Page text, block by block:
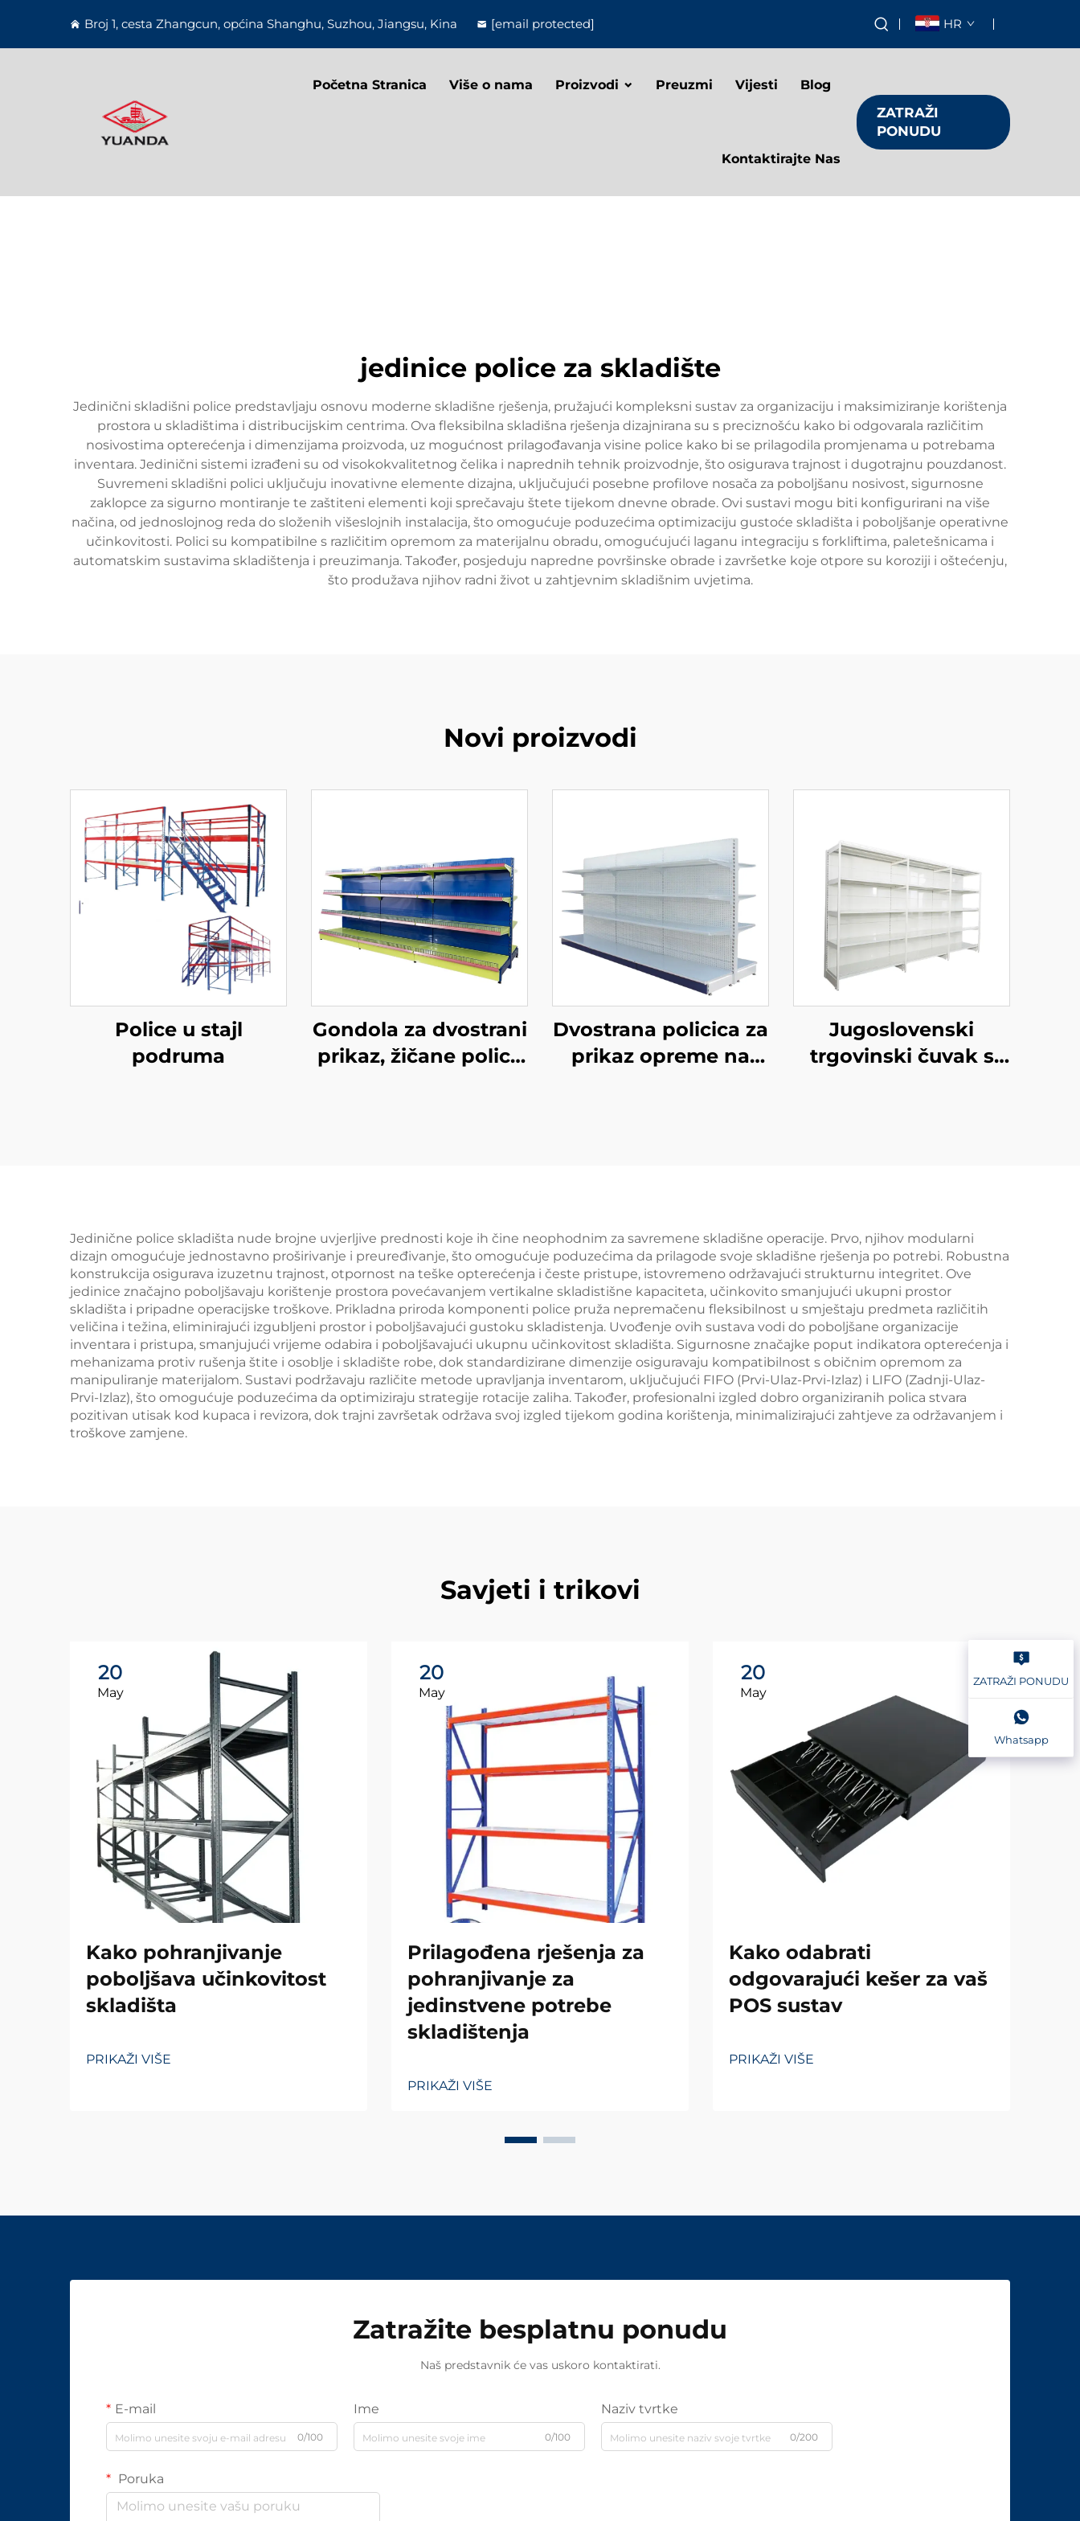
Broj 1, cesta Zhangcun, općina Shanghu, Suzhou, Jiangsu, Kina [email protected] HR
Početna Stranica Više o nama Proizvodi Preuzmi Vijesti Blog
Kontaktirajte Nas
ZATRAŽI
PONUDU
jedinice police za skladište
Jedinični skladišni police predstavljaju osnovu moderne skladišne rješenja, pružajući kompleksni sustav za organizaciju i maksimiziranje korištenja
prostora u skladištima i distribucijskim centrima. Ova fleksibilna skladišna rješenja dizajnirana su s preciznošću kako bi odgovarala različitim
nosivostima opterećenja i dimenzijama proizvoda, uz mogućnost prilagođavanja visine police kako bi se prilagodila promjenama u potrebama
inventara. Jedinični sistemi izrađeni su od visokokvalitetnog čelika i naprednih tehnik proizvodnje, što osigurava trajnost i dugotrajnu pouzdanost.
Suvremeni skladišni polici uključuju inovativne elemente dizajna, uključujući posebne profilove nosača za poboljšanu nosivost, sigurnosne
zaklopce za sigurno montiranje te zaštiteni elementi koji sprečavaju štete tijekom dnevne obrade. Ovi sustavi mogu biti konfigurirani na više
načina, od jednoslojnog reda do složenih višeslojnih instalacija, što omogućuje poduzećima optimizaciju gustoće skladišta i poboljšanje operativne
učinkovitosti. Polici su kompatibilne s različitim opremom za materijalnu obradu, omogućujući laganu integraciju s forkliftima, paletešnicama i
automatskim sustavima skladištenja i preuzimanja. Također, posjeduju napredne površinske obrade i završetke koje otpore su koroziji i oštećenju,
što produžava njihov radni život u zahtjevnim skladišnim uvjetima.
Novi proizvodi
Police u stajl
podruma
Gondola za dvostrani
prikaz, žičane police
Dvostrana policica za
prikaz opreme na
Jugoslovenski
trgovinski čuvak s
Jedinične police skladišta nude brojne uvjerljive prednosti koje ih čine neophodnim za savremene skladišne operacije. Prvo, njihov modularni
dizajn omogućuje jednostavno proširivanje i preuređivanje, što omogućuje poduzećima da prilagode svoje skladišne rješenja po potrebi. Robustna
konstrukcija osigurava izuzetnu trajnost, otpornost na teške opterećenja i česte pristupe, istovremeno održavajući strukturnu integritet. Ove
jedinice značajno poboljšavaju korištenje prostora povećavanjem vertikalne skladistišne kapaciteta, učinkovito smanjujući ukupni prostor
skladišta i pripadne operacijske troškove. Prikladna priroda komponenti police pruža nepremačenu fleksibilnost u smještaju predmeta različitih
veličina i težina, eliminirajući izgubljeni prostor i poboljšavajući gustoku skladistenja. Uvođenje ovih sustava vodi do poboljšane organizacije
inventara i pristupa, smanjujući vrijeme odabira i poboljšavajući ukupnu učinkovitost skladišta. Sigurnosne značajke poput indikatora opterećenja i
mehanizama protiv rušenja štite i osoblje i skladište robe, dok standardizirane dimenzije osiguravaju kompatibilnost s običnim opremom za
manipuliranje materijalom. Sustavi podržavaju različite metode upravljanja inventarom, uključujući FIFO (Prvi-Ulaz-Prvi-Izlaz) i LIFO (Zadnji-Ulaz-
Prvi-Izlaz), što omogućuje poduzećima da optimiziraju strategije rotacije zaliha. Također, profesionalni izgled dobro organiziranih polica stvara
pozitivan utisak kod kupaca i revizora, dok trajni završetak održava svoj izgled tijekom godina korištenja, minimalizirajući zahtjeve za održavanjem i
troškove zamjene.
Savjeti i trikovi
20
May
Kako pohranjivanje
poboljšava učinkovitost
skladišta
PRIKAŽI VIŠE
20
May
Prilagođena rješenja za
pohranjivanje za
jedinstvene potrebe
skladištenja
PRIKAŽI VIŠE
20
May
Kako odabrati
odgovarajući kešer za vaš
POS sustav
PRIKAŽI VIŠE
Zatražite besplatnu ponudu
Naš predstavnik će vas uskoro kontaktirati.
E-mail
0/100
Ime
0/100
Naziv tvrtke
0/200
Poruka
ZATRAŽI PONUDU
Whatsapp